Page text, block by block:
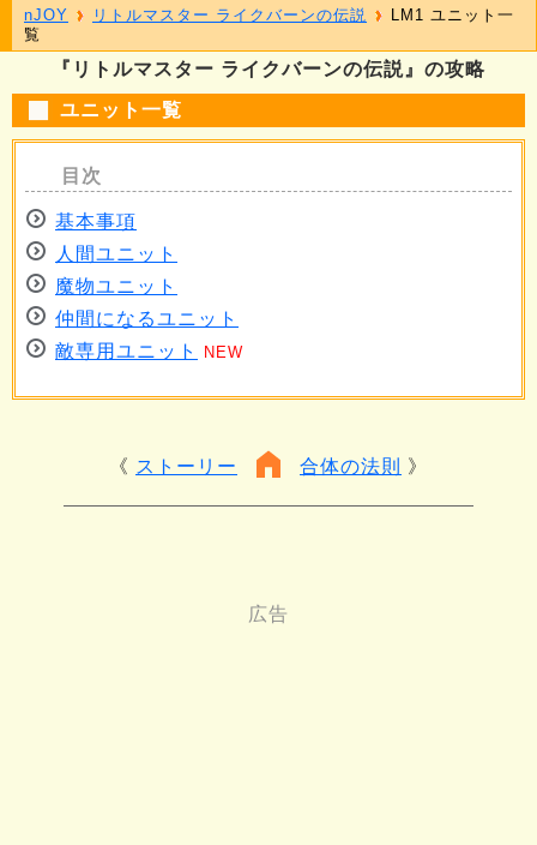
『リトルマスター ライクバーンの伝説』の攻略
ユニット一覧
基本事項
人間ユニット
魔物ユニット
仲間になるユニット
敵専用ユニット
NEW
ストーリー 合体の法則
nJOY リトルマスター ライクバーンの伝説
LM1 ユニット一
覧